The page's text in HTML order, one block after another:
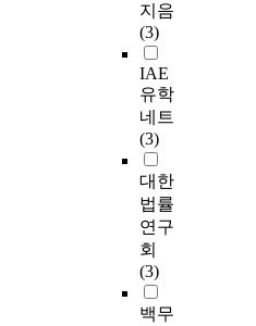
지음
(3)
IAE
유학
네트
(3)
대한
법률
연구
회
(3)
백무